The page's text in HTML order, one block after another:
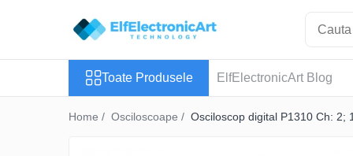
Instrumente de masura si control
Toate Produsele ElfElectronicArt Blog
Home / Osciloscoape / Osciloscop digital P1310 Ch: 2;